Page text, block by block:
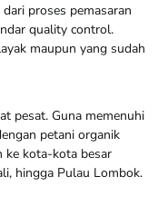
proses pemasaran
quality control.
maupun yang sudah
pesat. Guna memenuhi
petani organik
ke kota-kota besar
hingga Pulau Lombok.